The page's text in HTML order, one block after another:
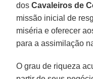
dosCavaleiros de
missão inicial de
miséria e oferecer
para a assimilação
O grau de riqueza